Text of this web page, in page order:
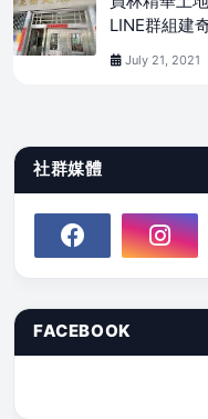
LINE群組建
July 21, 2021
社群媒體
FACEBOOK